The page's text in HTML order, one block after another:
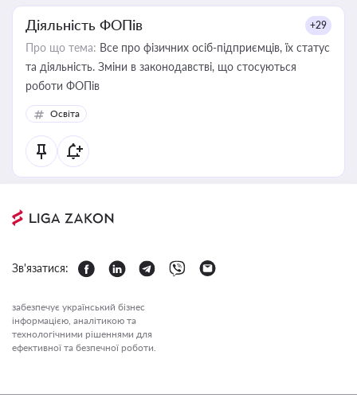
Діяльність ФОПів +29
Про що тема: Все про фізичних осіб-підприємців, їх статус
та діяльність. Зміни в законодавстві, що стосуються
роботи ФОПів
Освіта
Зв'язатися:
забезпечує український бізнес
інформацією, аналітикою та
технологічними рішеннями для
ефективної та безпечної роботи.